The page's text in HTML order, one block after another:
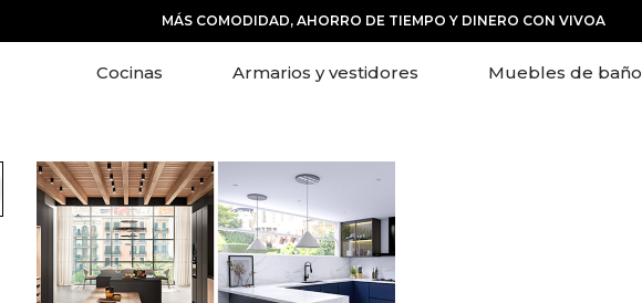
MÁS COMODIDAD, AHORRO DE TIEMPO Y DINERO CON VIVOA
Cocinas Armarios y vestidores Muebles de baño